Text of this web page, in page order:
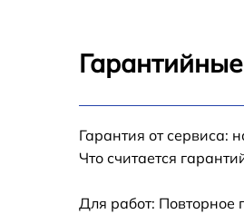
Ремонт
Гарантия от сервиса:
Что считается
Для работ: Повторное